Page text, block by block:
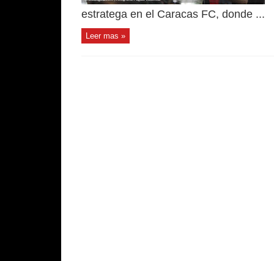
estratega en el Caracas FC, donde ...
Leer mas »